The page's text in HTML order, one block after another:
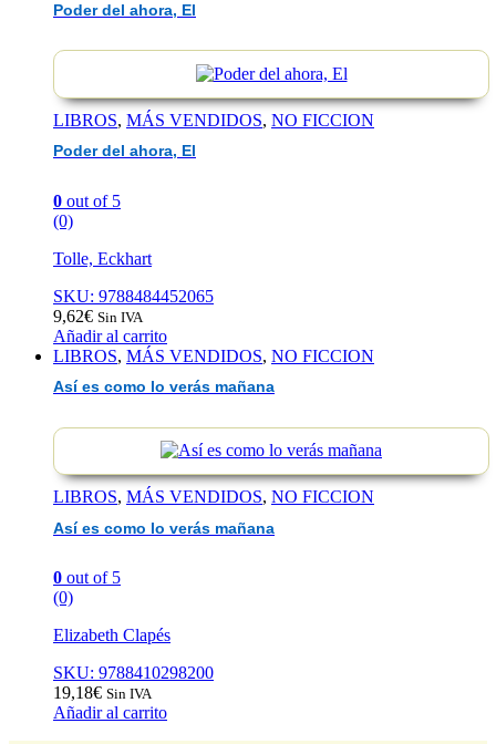
Poder del ahora, El
LIBROS, MÁS VENDIDOS, NO FICCION
Poder del ahora, El
0 out of 5
(0)
Tolle, Eckhart
SKU: 9788484452065
9,62€ Sin IVA
Añadir al carrito
LIBROS, MÁS VENDIDOS, NO FICCION
Así es como lo verás mañana
LIBROS, MÁS VENDIDOS, NO FICCION
Así es como lo verás mañana
0 out of 5
(0)
Elizabeth Clapés
SKU: 9788410298200
19,18€ Sin IVA
Añadir al carrito